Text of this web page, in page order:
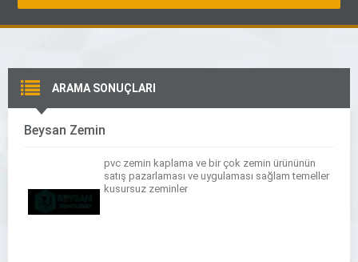
ARAMA SONUÇLARI
Beysan Zemin
pvc zemin kaplama ve bir çok zemin ürününün
satış pazarlaması ve uygulaması sağlam temeller
kusursuz zeminler